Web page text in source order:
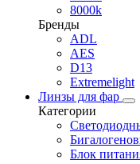
8000k
Бренды
ADL
AES
D13
Extremelight
Линзы для фар
Категории
Блок